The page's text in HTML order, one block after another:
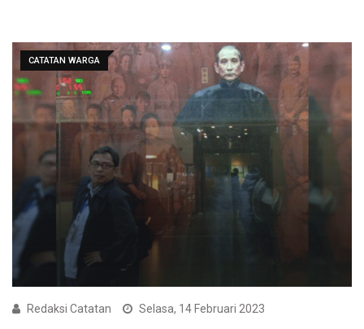
CATATAN WARGA
Redaksi Catatan Selasa, 14 Februari 2023